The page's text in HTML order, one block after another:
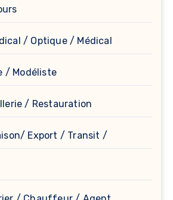
/ Optique / Médical
/ Modéliste
/ Restauration
Export / Transit /